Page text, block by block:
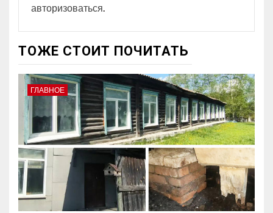
авторизоваться.
ТОЖЕ СТОИТ ПОЧИТАТЬ
ГЛАВНОЕ